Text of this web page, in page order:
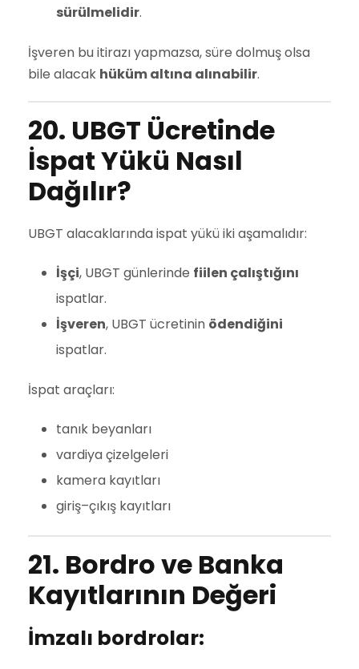
sürülmelidir.
İşveren bu itirazı yapmazsa, süre dolmuş olsa
bile alacak hüküm altına alınabilir.
20. UBGT Ücretinde
İspat Yükü Nasıl
Dağılır?
UBGT alacaklarında ispat yükü iki aşamalıdır:
İşçi, UBGT günlerinde fiilen çalıştığını
ispatlar.
İşveren, UBGT ücretinin ödendiğini
ispatlar.
İspat araçları:
tanık beyanları
vardiya çizelgeleri
kamera kayıtları
giriş–çıkış kayıtları
21. Bordro ve Banka
Kayıtlarının Değeri
İmzalı bordrolar: